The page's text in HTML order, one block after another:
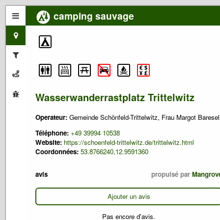
camping sauvage
Wasserwanderrastplatz Trittelwitz
Operateur: Gemeinde Schönfeld-Trittelwitz, Frau Margot Baresel
Téléphone: +49 39994 10538
Website: https://schoenfeld-trittelwitz.de/trittelwitz.html
Coordonnées: 53.8766240,12.9591360
avis propulsé par
Ajouter un avis
Pas encore d'avis.